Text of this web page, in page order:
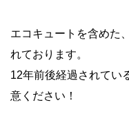
エコキュートを含めた
れております。
12年前後経過されてい
意ください！